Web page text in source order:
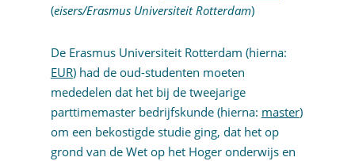
(eisers/Erasmus Universiteit Rotterdam)
De Erasmus Universiteit Rotterdam (hierna:
EUR) had de oud-studenten moeten
mededelen dat het bij de tweejarige
parttimemaster bedrijfskunde (hierna: master)
om een bekostigde studie ging, dat het op
grond van de Wet op het Hoger onderwijs en